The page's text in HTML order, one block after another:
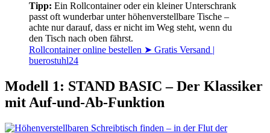
Tipp: Ein Rollcontainer oder ein kleiner Unterschrank
passt oft wunderbar unter höhenverstellbare Tische –
achte nur darauf, dass er nicht im Weg steht, wenn du
den Tisch nach oben fährst.
Rollcontainer online bestellen ➤ Gratis Versand |
buerostuhl24
Modell 1: STAND BASIC – Der Klassiker
mit Auf-und-Ab-Funktion